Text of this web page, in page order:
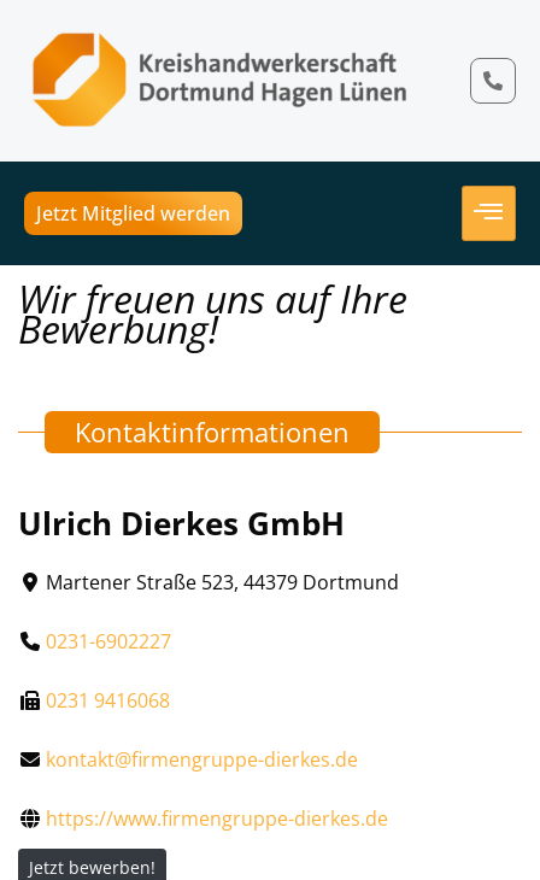
Jetzt Mitglied werden
Wir freuen uns auf Ihre
Bewerbung!
Kontaktinformationen
Ulrich Dierkes GmbH
Martener Straße 523, 44379 Dortmund
0231-6902227
0231 9416068
kontakt@firmengruppe-dierkes.de
https://www.firmengruppe-dierkes.de
Jetzt bewerben!